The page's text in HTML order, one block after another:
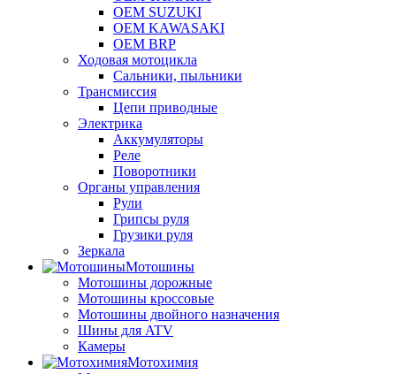
OEM SUZUKI
OEM KAWASAKI
OEM BRP
Ходовая мотоцикла
Сальники, пыльники
Трансмиссия
Цепи приводные
Электрика
Аккумуляторы
Реле
Поворотники
Органы управления
Рули
Грипсы руля
Грузики руля
Зеркала
Мотошины
Мотошины дорожные
Мотошины кроссовые
Мотошины двойного назначения
Шины для ATV
Камеры
Мотохимия